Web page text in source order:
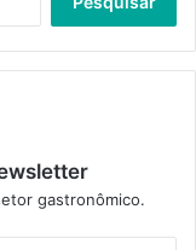
gastronômico.